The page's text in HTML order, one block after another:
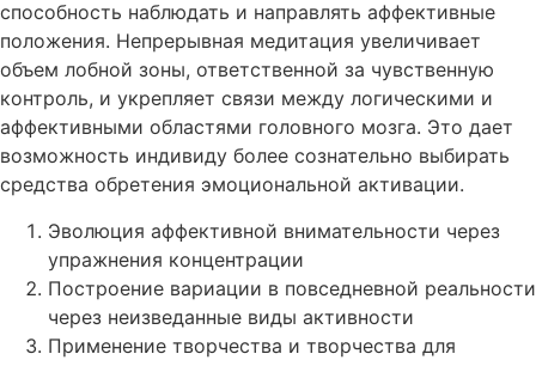
способность наблюдать и направлять аффективные
положения. Непрерывная медитация увеличивает
объем лобной зоны, ответственной за чувственную
контроль, и укрепляет связи между логическими и
аффективными областями головного мозга. Это дает
возможность индивиду более сознательно выбирать
средства обретения эмоциональной активации.
Эволюция аффективной внимательности через
упражнения концентрации
Построение вариации в повседневной реальности
через неизведанные виды активности
Применение творчества и творчества для